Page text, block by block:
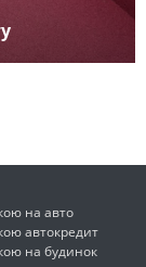
на авто
автокредит
на будинок